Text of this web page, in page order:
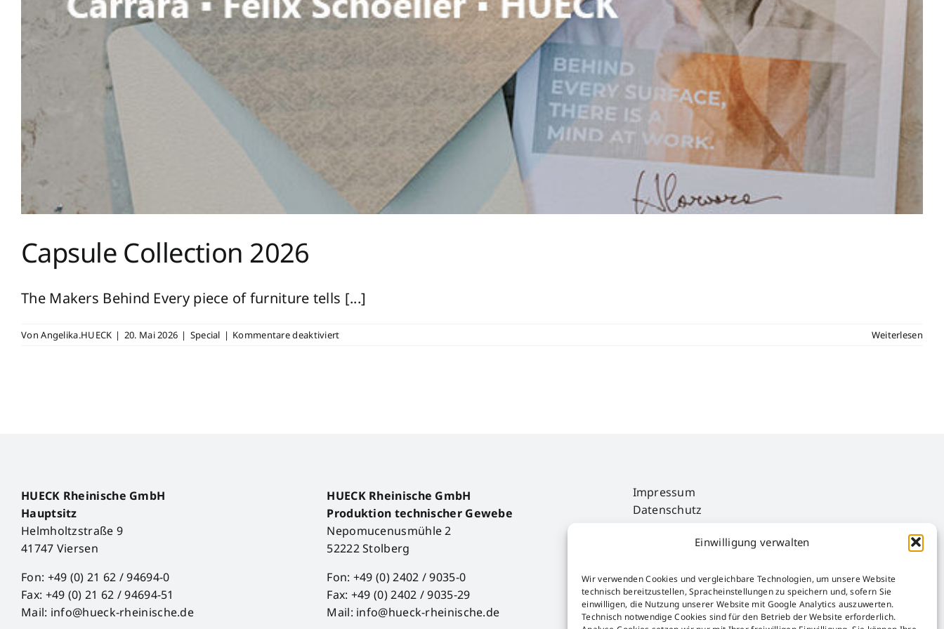
Einwilligung verwalten
Wir verwenden Cookies und vergleichbare Technologien, um unsere Website
technisch bereitzustellen, Spracheinstellungen zu speichern und, sofern Sie
einwilligen, die Nutzung unserer Website mit Google Analytics auszuwerten.
Technisch notwendige Cookies sind für den Betrieb der Website erforderlich.
Capsule Collection 2026
The Makers Behind Every piece of furniture tells [...]
VonAngelika.HUECK | 20. Mai 2026 | Special | Kommentare deaktiviertfür
Weiterlesen
HUECK Rheinische GmbH
Hauptsitz
Helmholtzstraße 9
41747 Viersen
Fon: +49 (0) 21 62 / 94694-0
Fax: +49 (0) 21 62 / 94694-51
Mail: info@hueck-rheinische.de
HUECK Rheinische GmbH
Produktion technischer Gewebe
Nepomucenusmühle 2
52222 Stolberg
Fon: +49 (0) 2402 / 9035-0
Fax: +49 (0) 2402 / 9035-29
Mail: info@hueck-rheinische.de
Impressum
Datenschutz
Hinweisgeber-Kanal
Verpackungsgesetz
Umsetzungsplan gemäß § 9 EnEfG